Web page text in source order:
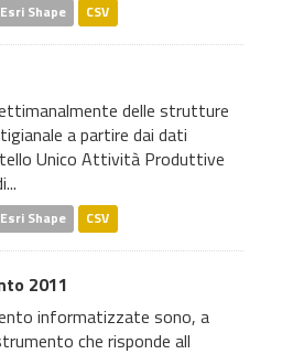
Esri Shape CSV
delle strutture
a partire dai dati
Unico Attività Produttive
Esri Shape CSV
2011
informatizzate sono, a
che risponde all